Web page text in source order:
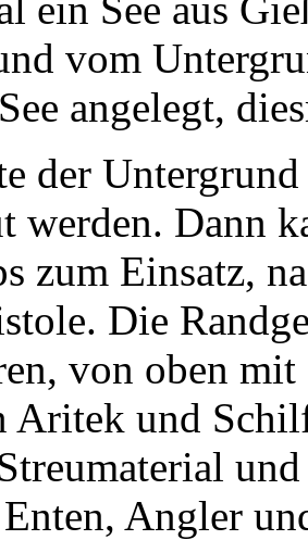
vom
angelegt,
der
werden. Dann
zum Einsatz,
Die
von oben
Aritek und
Angler